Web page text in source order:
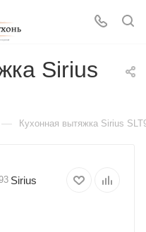
Sirius
— Кухонная вытяжка Sirius
Sirius